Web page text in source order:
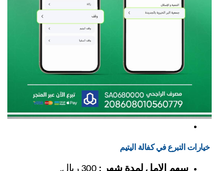
خيارات التبرع في كفالة اليتيم